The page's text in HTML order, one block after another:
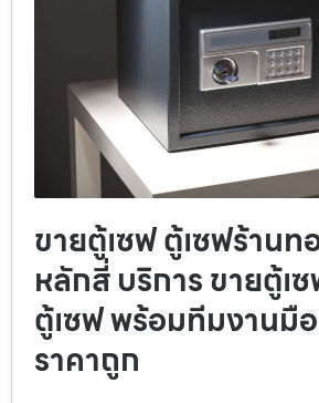
ขายตู้เซฟ ตู้เซฟร้านท
หลักสี่ บริการ ขายตู้เ
ตู้เซฟ พร้อมทีมงานมื
ราคาถูก